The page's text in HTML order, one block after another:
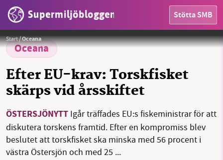
Supermiljöbloggen Stötta SMB
OMRÅDEN
MILJÖFAKTA
OM OSS
Start/Oceana
Oceana
Efter EU-krav: Torskfisket
skärps vid årsskiftet
ÖSTERSJÖNYTT Igår träffades EU:s fiskeministrar för att
diskutera torskens framtid. Efter en kompromiss blev
beslutet att torskfisket ska minska med 56 procent i
västra Östersjön och med 25 ...
Joachim S. Müller (CC BY 2.0)